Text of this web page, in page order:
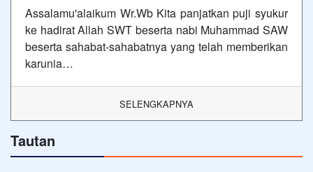
Assalamu'alaikum Wr.Wb Kita panjatkan puji syukur
ke hadirat Allah SWT beserta nabi Muhammad SAW
beserta sahabat-sahabatnya yang telah memberikan
karunia…
SELENGKAPNYA
Tautan